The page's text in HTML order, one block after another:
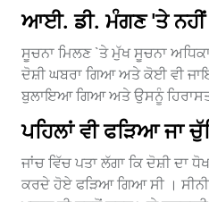
ਆਈ. ਡੀ. ਮੰਗਣ 'ਤੇ ਨਹੀਂ
ਸੂਚਨਾ ਮਿਲਣ `ਤੇ ਮੁੱਖ ਸੂਚਨਾ
ਦੋਸ਼ੀ ਘਬਰਾ ਗਿਆ ਅਤੇ ਕੋਈ ਵੀ
ਬੁਲਾਇਆ ਗਿਆ ਅਤੇ ਉਸਨੂੰ
ਪਹਿਲਾਂ ਵੀ ਫੜਿਆ ਜਾ
ਜਾਂਚ ਵਿੱਚ ਪਤਾ ਲੱਗਾ ਕਿ ਦੋਸ਼ੀ
ਕਰਦੇ ਹੋਏ ਫੜਿਆ ਗਿਆ ਸੀ ।